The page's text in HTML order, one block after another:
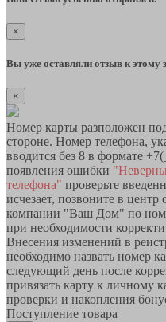
×
Вы уже оставляли отзыв к этому
×
Номер карты разположен
стороне. Номер телефона,
вводится без 8 в формате
появления ошибки
телефона" проверьте
исчезает, позвоните в
компании "Ваш Дом" по
при необходимости
Внесения изменений в
необходимо назвать номер
следующий день после
привязать карту к личному
проверки и накопления
Поступление товара